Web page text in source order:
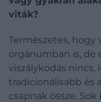
viták?
Természetes, hogy
orgánumban is, de
viszálykodás nincs,
tradicionálisabb és
csapnak össze.